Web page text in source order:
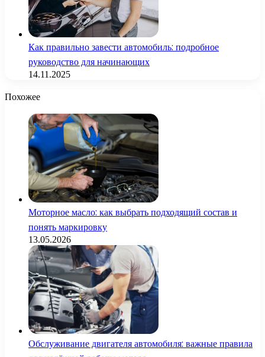
Как правильно завести автомобиль: подробное
руководство для начинающих
14.11.2025
Похожее
Моторное масло: как выбрать подходящий состав и
понять маркировку
13.05.2026
Обслуживание двигателя автомобиля: важные правила